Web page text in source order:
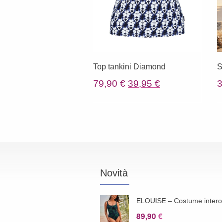
Top tankini Diamond
79,90€ Il
39,95 €
Novità
ELOUISE – Costume intero
89,90€